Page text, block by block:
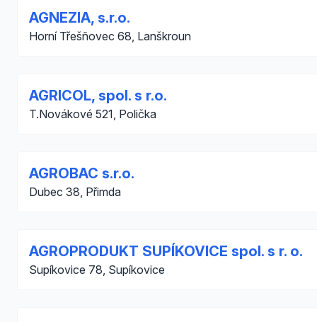
AGNEZIA, s.r.o.
Horní Třešňovec 68, Lanškroun
AGRICOL, spol. s r.o.
T.Novákové 521, Polička
AGROBAC s.r.o.
Dubec 38, Přimda
AGROPRODUKT SUPÍKOVICE spol. s r. o.
Supíkovice 78, Supíkovice